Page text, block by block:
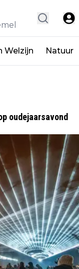
Welzijn Natuur
oudejaarsavond